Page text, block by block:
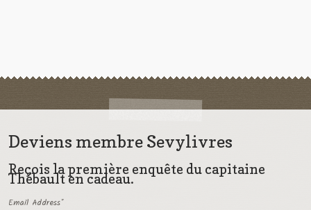
Deviens membre Sevylivres
Reçois la première enquête du capitaine
Thébault en cadeau.
Email Address*